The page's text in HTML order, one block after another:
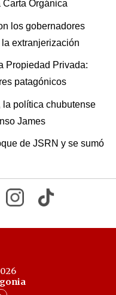
Orgánica
los gobernadores
extranjerización
Propiedad Privada:
patagónicos
política chubutense
James
de JSRN y se sumó